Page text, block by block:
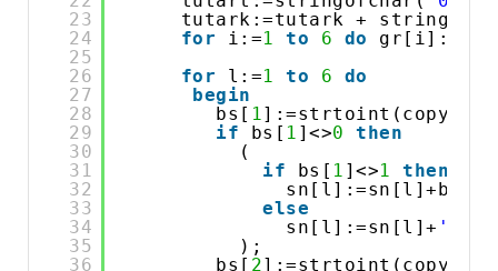
23
24
25
26
27
28
29
30
31
32
33
34
35
36
tutark:=tutark +
for
i:=1 to 6 do
for
l:=1 to 6
do
begin
bs[ 1
if
bs[ 1 ]<>0
then
(
if
bs[ 1 ]<>1
then
else
sn[l]:=sn[l]+ 'YÜZ'
);
bs[ 2